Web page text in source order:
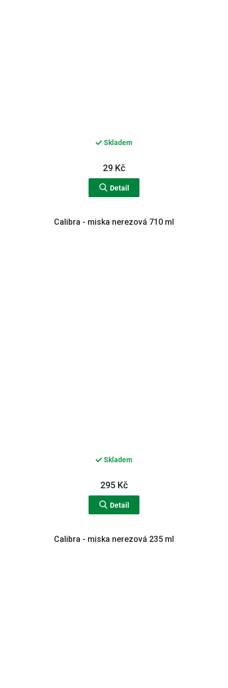
Skladem
29 Kč
Detail
Calibra - miska nerezová 710 ml
Skladem
295 Kč
Detail
Calibra - miska nerezová 235 ml